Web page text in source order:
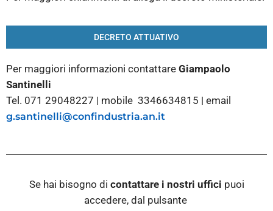
DECRETO ATTUATIVO
Per maggiori informazioni contattare Giampaolo
Santinelli
Tel. 071 29048227 | mobile 3346634815 | email
g.santinelli@confindustria.an.it
Se hai bisogno di contattare i nostri uffici puoi
accedere, dal pulsante